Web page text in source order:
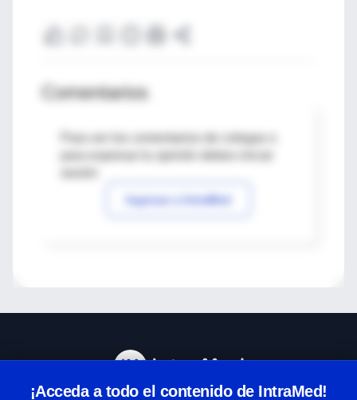
Comentarios
Para ver los comentarios de colegas o
Ingresar a IntraMed
¡Acceda a todo el contenido de IntraMed!